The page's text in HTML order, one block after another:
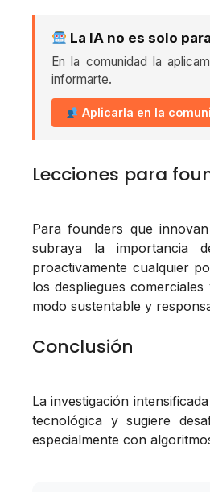
La IA no es solo
En la comunidad la
informarte.
Aplicarla en la
Lecciones para
Para founders que
subraya la importancia
proactivamente cualquier
los despliegues
modo sustentable y
Conclusión
La investigación
tecnológica y sugiere
especialmente con